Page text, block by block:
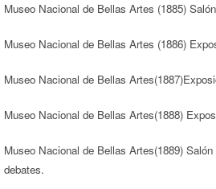
Museo Nacional de Bellas Artes (1885)
Museo Nacional de Bellas Artes (1886)
Museo Nacional de Bellas
Museo Nacional de Bellas Artes(1888)
Museo Nacional de Bellas Artes(1889)
debates.